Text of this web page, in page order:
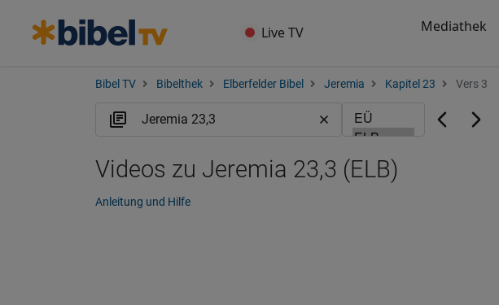
Live TV Mediathek
Bibel TV Bibelthek Elberfelder Bibel Jeremia Kapitel 23 Vers 3
Videos zu Jeremia 23,3 (ELB)
Anleitung und Hilfe